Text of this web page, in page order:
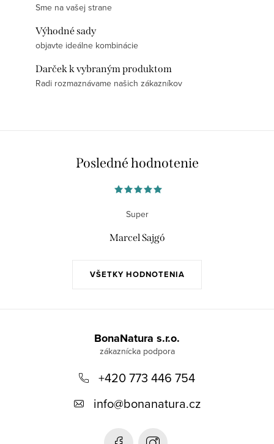
Sme na vašej strane
Výhodné sady
objavte ideálne kombinácie
Darček k vybraným produktom
Radi rozmaznávame našich zákazníkov
Posledné hodnotenie
VŠETKY HODNOTENIA
Super
Marcel Sajgó
BonaNatura s.r.o.
+420 773 446 754
info@bonanatura.cz